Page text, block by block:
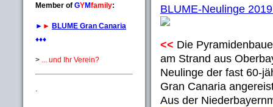
Member of GYMfamily:
► ► BLUME Gran Canaria
♦♦♦
> ... und Ihr Verein?
.
BLUME-Neulinge
<< Die
am Strand aus
Neulinge der fast 60-
Gran Canaria
Aus der